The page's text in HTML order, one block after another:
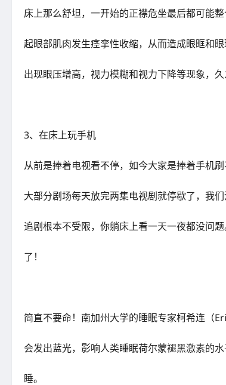
床上那么舒坦，一开始的正襟危坐最后都可能
起眼部肌肉发生痉挛性收缩，从而造成眼眶和
出现眼压增高，视力模糊和视力下降等现象，久
3、在床上玩手机
从前是捧着电视看不停，如今大家是捧着手机
大部分剧场每天放完两集电视剧就停歇了，我
追剧根本不受限，你躺床上看一天一夜都没问
了！
简直不要命！南加州大学的睡眠专家柯希连（
会发出蓝光，影响人类睡眠荷尔蒙褪黑激素的
睡。